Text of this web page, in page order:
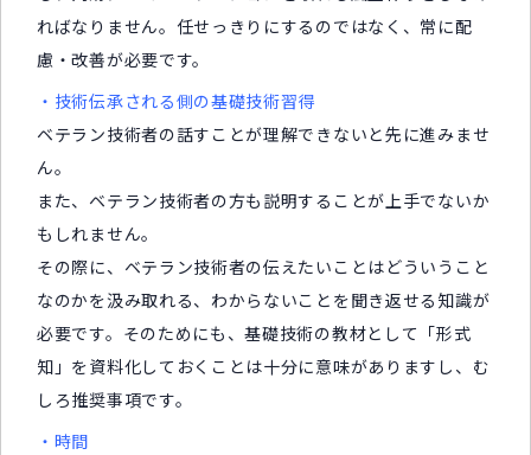
ればなりません。任せっきりにするのではなく、常に配
慮・改善が必要です。
・技術伝承される側の基礎技術習得
ベテラン技術者の話すことが理解できないと先に進みませ
ん。
また、ベテラン技術者の方も説明することが上手でないか
もしれません。
その際に、ベテラン技術者の伝えたいことはどういうこと
なのかを汲み取れる、わからないことを聞き返せる知識が
必要です。そのためにも、基礎技術の教材として「形式
知」を資料化しておくことは十分に意味がありますし、む
しろ推奨事項です。
・時間